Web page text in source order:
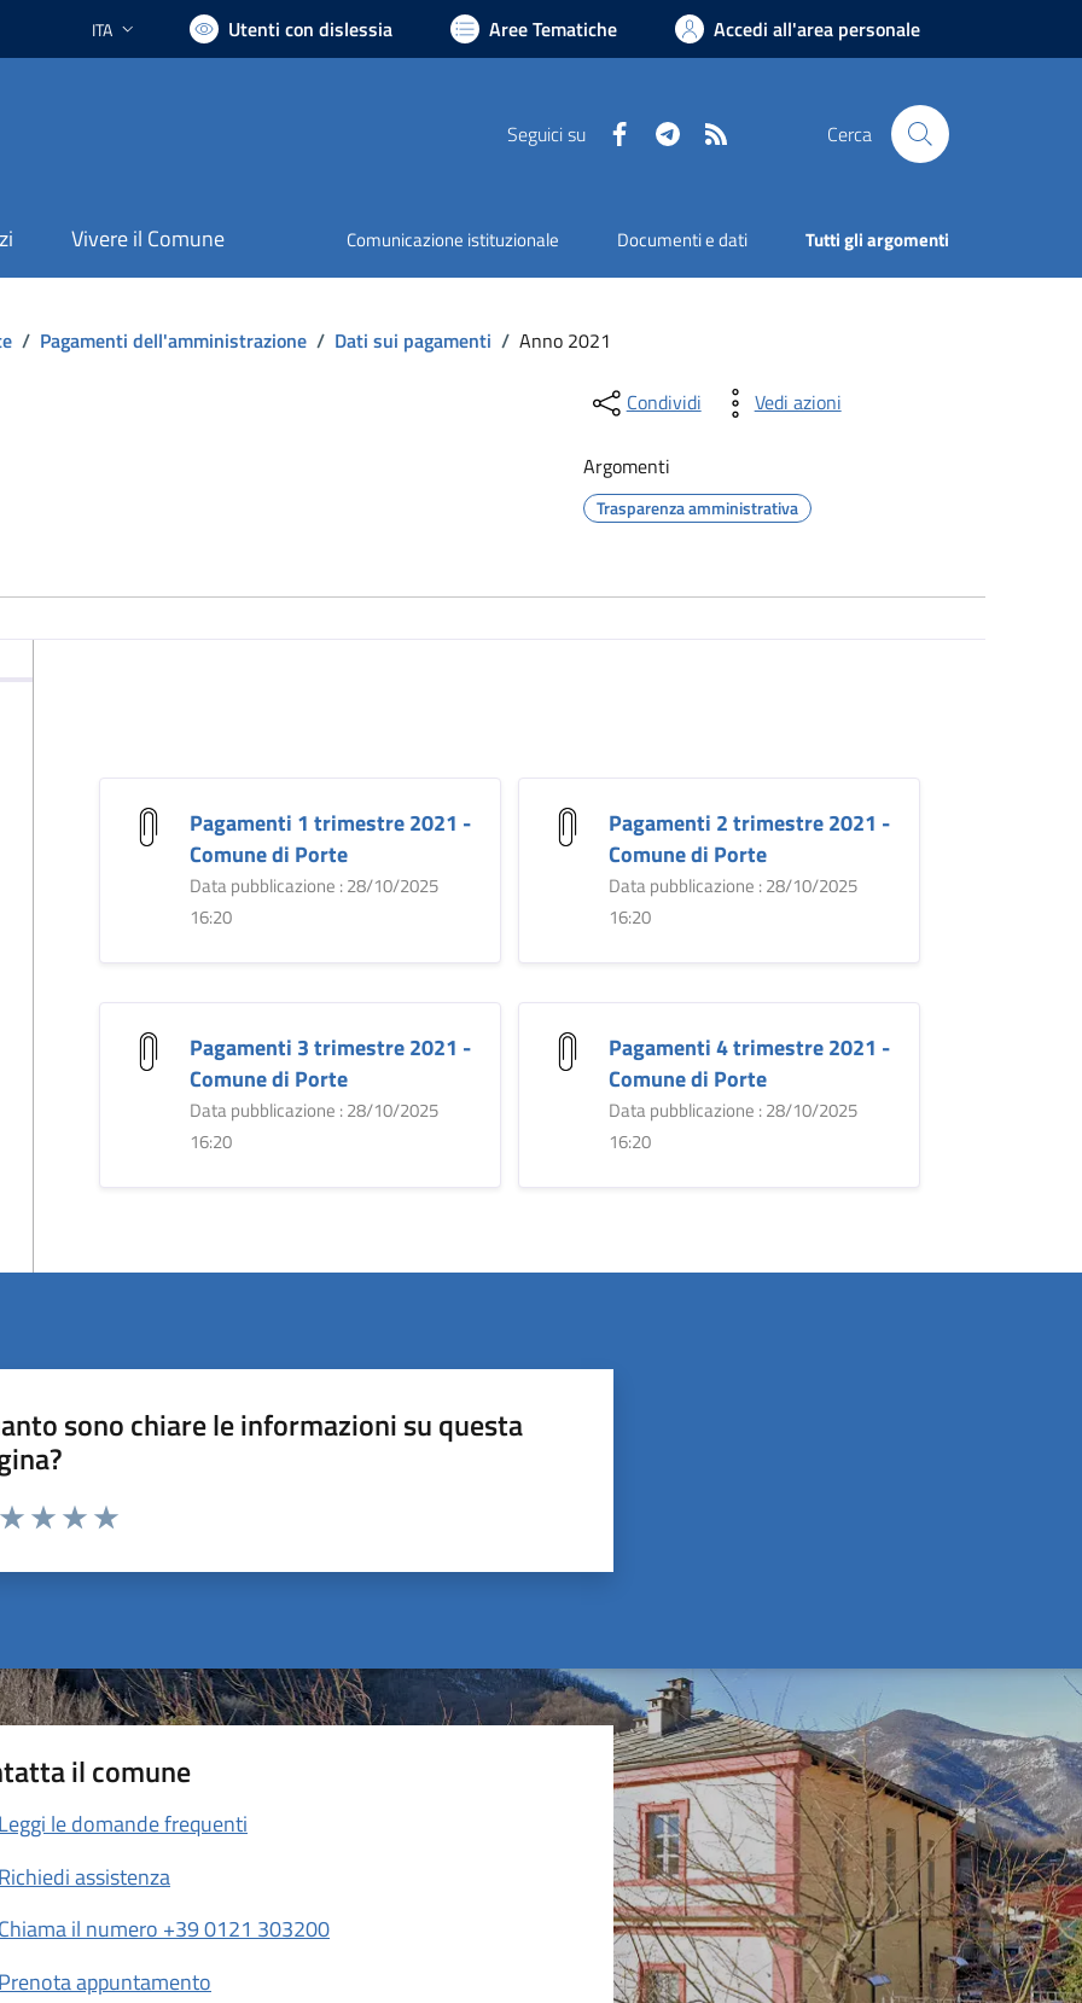
Lingua attiva:
ITA Utenti con dislessia Aree Tematiche Accedi all'area personale
Seguici su FacebookTelegram Cerca
Vivere il Comune Comunicazione istituzionale Documenti e dati Tutti gli argomenti
/ Pagamenti dell'amministrazione / Dati sui pagamenti / Anno 2021
Condividi Vedi azioni
Argomenti
Trasparenza amministrativa
Pagamenti 1 trimestre 2021 -
Comune di Porte
Data pubblicazione : 28/10/2025
16:20
Pagamenti 2 trimestre 2021 -
Comune di Porte
Data pubblicazione : 28/10/2025
16:20
Pagamenti 3 trimestre 2021 -
Comune di Porte
Data pubblicazione : 28/10/2025
16:20
Pagamenti 4 trimestre 2021 -
Comune di Porte
Data pubblicazione : 28/10/2025
16:20
sono chiare le informazioni su questa
da 1 a 5 stelle la pagina
il comune
Leggi le domande frequenti
Richiedi assistenza
Chiama il numero +39 0121 303200
Prenota appuntamento